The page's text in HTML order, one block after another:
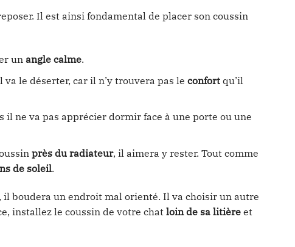
Il est ainsi fondamental de placer son coussin
un angle calme.
va le déserter, car il n’y trouvera pas le confortqu’il
ne va pas apprécier dormir face à une porte ou une
près du radiateur, il aimera y rester. Tout comme
de soleil.
il boudera un endroit mal orienté. Il va choisir un autre
installez le coussin de votre chat loin de sa litière et